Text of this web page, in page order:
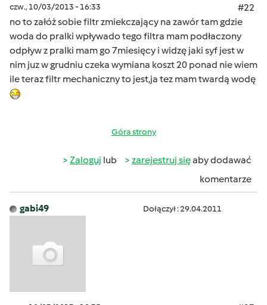
czw., 10/03/2013 - 16:33
#22
no to załóż sobie filtr zmiekczający na zawór tam gdzie
woda do pralki wpływado tego filtra mam podłaczony
odpływ z pralki mam go 7miesięcy i widzę jaki syf jest w
nim juz w grudniu czeka wymiana koszt 20 ponad nie wiem
ile teraz filtr mechaniczny to jest,ja tez mam twardą wodę
Góra strony
Zaloguj lub zarejestruj sięaby dodawać
komentarze
gabi49 Dołączył : 29.04.2011